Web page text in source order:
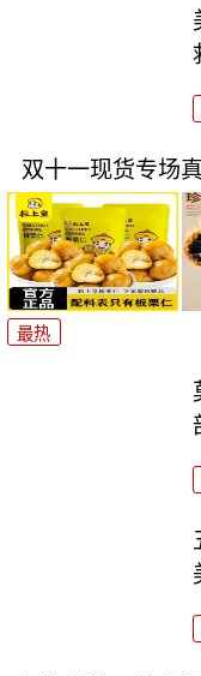
双十一现货专场
最热